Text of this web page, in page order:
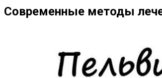
Современные методы